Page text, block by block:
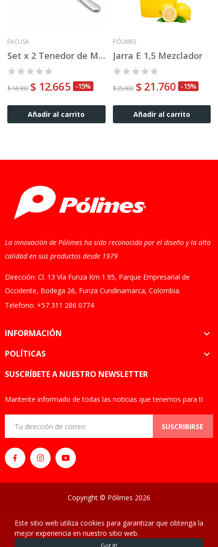
FACUSA
Set x 2 Tenedor de Mesa x3 Mod 12
$ 14.900 $ 12.665 -15%
Añadir al carrito
PÓLIMES
Jarra E 1,5 Mezclador
$ 25.600 $ 21.760 -15%
Añadir al carrito
La innovación de Pólimes ha sido reconocida por el diseño y la alta
calidad en sus productos desde 1979
Dirección: Cl. 13 Vía Funza Km 1.95, Parque Empresarial de
Occidente, Bodega 26, Funza Cundinamarca, Colombia.
Telefono: +57 311 286 0774
INFORMACIÓN 
POLÍTICAS 
SUSCRÍBETE A NUESTRO NEWSLETTER
Mantente informado de todas las noticias que tenemos para ti
SUSCRIBIRSE
Copyright © Pólimes 2026
Este sitio web utiliza cookies para garantizar que obtenga la
mejor experiencia en nuestro sitio web.